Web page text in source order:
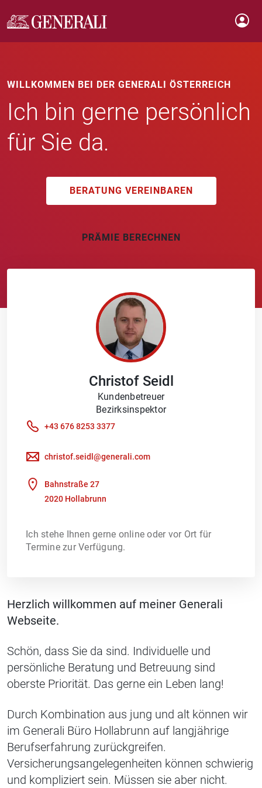
WILLKOMMEN BEI DER GENERALI ÖSTERREICH
Ich bin gerne persönlich
für Sie da.
BERATUNG VEREINBAREN
PRÄMIE BERECHNEN
Christof Seidl
Kundenbetreuer
Bezirksinspektor
+43 676 8253 3377
christof.seidl@generali.com
Bahnstraße 27
2020 Hollabrunn
Ich stehe Ihnen gerne online oder vor Ort für
Termine zur Verfügung.
Herzlich willkommen auf meiner Generali
Webseite.
Schön, dass Sie da sind. Individuelle und
persönliche Beratung und Betreuung sind
oberste Priorität. Das gerne ein Leben lang!
Durch Kombination aus jung und alt können wir
im Generali Büro Hollabrunn auf langjährige
Berufserfahrung zurückgreifen.
Versicherungsangelegenheiten können schwierig
und kompliziert sein. Müssen sie aber nicht.